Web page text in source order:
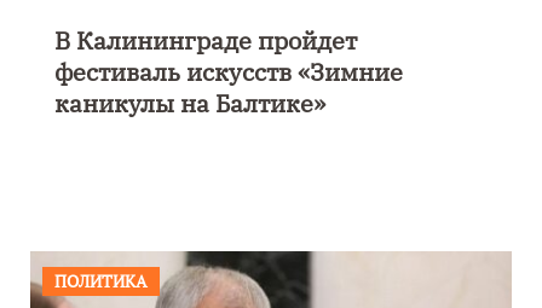
В Калининграде пройдет
фестиваль искусств «Зимние
каникулы на Балтике»
ПОЛИТИКА